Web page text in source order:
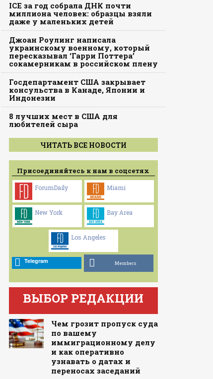
ICE за год собрала ДНК почти
миллиона человек: образцы взяли
даже у маленьких детей
Джоан Роулинг написала
украинскому военному, который
пересказывал ‘Гарри Поттера’
сокамерникам в российском плену
Госдепартамент США закрывает
консульства в Канаде, Японии и
Индонезии
8 лучших мест в США для
любителей сыра
ЧИТАТЬ ВСЕ НОВОСТИ
Присоединяйтесь к нам в соцсетях
ForumDaily Miami
New York Bay Area
Los Angeles
Telegram Members
ВЫБОР РЕДАКЦИИ
Чем грозит пропуск суда
по вашему
иммиграционному делу
и как оперативно
узнавать о датах и
переносах заседаний